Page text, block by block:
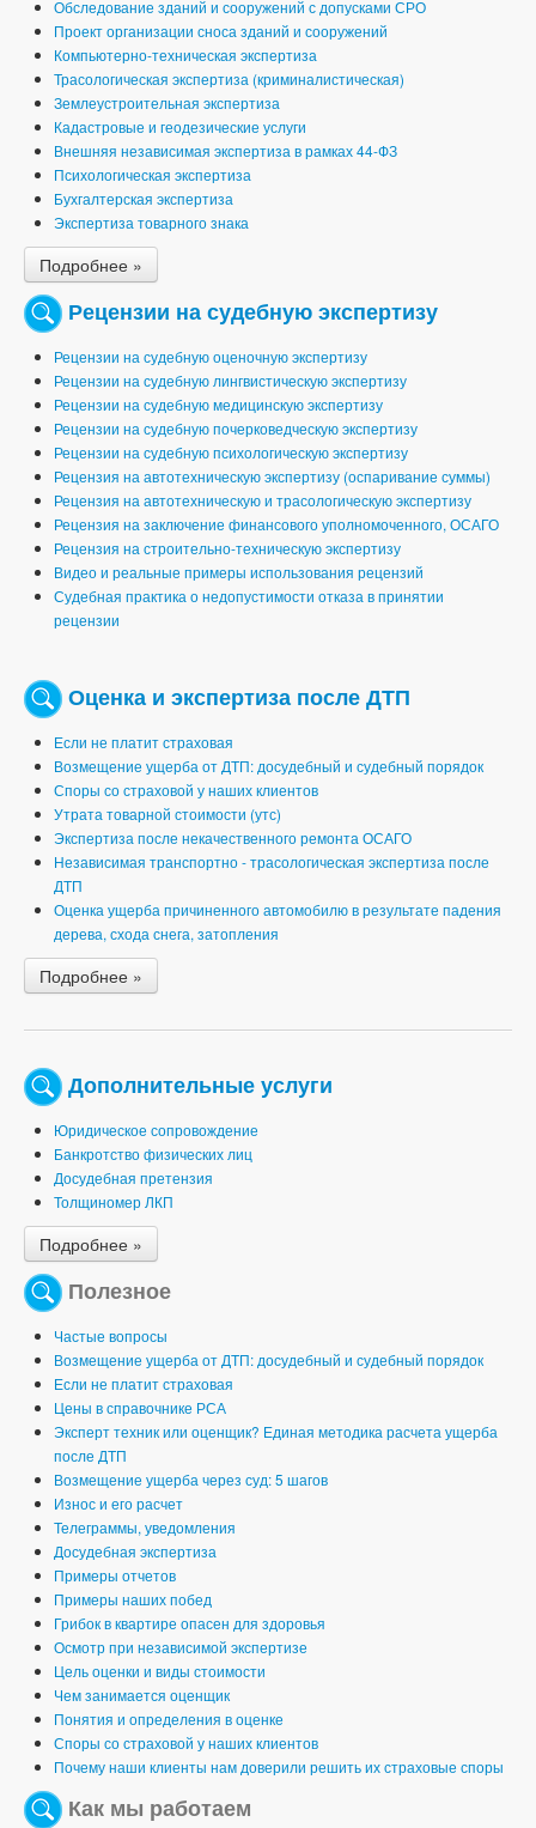
Обследование зданий и сооружений с допусками СРО
Проект организации сноса зданий и сооружений
Компьютерно-техническая экспертиза
Трасологическая экспертиза (криминалистическая)
Землеустроительная экспертиза
Кадастровые и геодезические услуги
Внешняя независимая экспертиза в рамках 44-ФЗ
Психологическая экспертиза
Бухгалтерская экспертиза
Экспертиза товарного знака
Подробнее »
Рецензии на судебную экспертизу
Рецензии на судебную оценочную экспертизу
Рецензии на судебную лингвистическую экспертизу
Рецензии на судебную медицинскую экспертизу
Рецензии на судебную почерковедческую экспертизу
Рецензии на судебную психологическую экспертизу
Рецензия на автотехническую экспертизу (оспаривание суммы)
Рецензия на автотехническую и трасологическую экспертизу
Рецензия на заключение финансового уполномоченного, ОСАГО
Рецензия на строительно-техническую экспертизу
Видео и реальные примеры использования рецензий
Судебная практика о недопустимости отказа в принятии
рецензии
Оценка и экспертиза после ДТП
Если не платит страховая
Возмещение ущерба от ДТП: досудебный и судебный порядок
Споры со страховой у наших клиентов
Утрата товарной стоимости (утс)
Экспертиза после некачественного ремонта ОСАГО
Независимая транспортно - трасологическая экспертиза после
ДТП
Оценка ущерба причиненного автомобилю в результате падения
дерева, схода снега, затопления
Подробнее »
Дополнительные услуги
Юридическое сопровождение
Банкротство физических лиц
Досудебная претензия
Толщиномер ЛКП
Подробнее »
Полезное
Частые вопросы
Возмещение ущерба от ДТП: досудебный и судебный порядок
Если не платит страховая
Цены в справочнике РСА
Эксперт техник или оценщик? Единая методика расчета ущерба
после ДТП
Возмещение ущерба через суд: 5 шагов
Износ и его расчет
Телеграммы, уведомления
Досудебная экспертиза
Примеры отчетов
Примеры наших побед
Грибок в квартире опасен для здоровья
Осмотр при независимой экспертизе
Цель оценки и виды стоимости
Чем занимается оценщик
Понятия и определения в оценке
Споры со страховой у наших клиентов
Почему наши клиенты нам доверили решить их страховые споры
Как мы работаем